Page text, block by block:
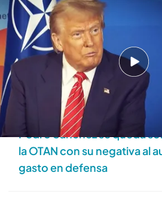
Déborah De la Calle
25 JUN 2025 - 16:31h.
'Todo es mentira' ha
Javier Ruipérez, que da su
ocurrido en la cumbre de la
Pedro Sánchez se queda
la OTAN con su negativa al
gasto en defensa